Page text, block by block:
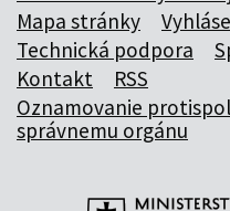
Mapa stránky
Technická podpora
Kontakt
RSS
Oznamovanie
správnemu orgánu